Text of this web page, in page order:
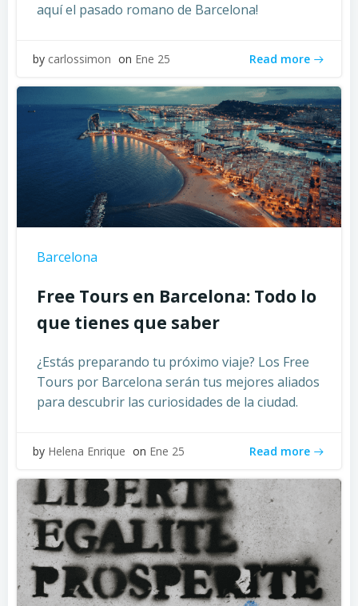
aquí el pasado romano de Barcelona!
by carlossimon on Ene 25 Read more
Barcelona
Free Tours en Barcelona: Todo lo
que tienes que saber
¿Estás preparando tu próximo viaje? Los Free
Tours por Barcelona serán tus mejores aliados
para descubrir las curiosidades de la ciudad.
by Helena Enrique on Ene 25 Read more